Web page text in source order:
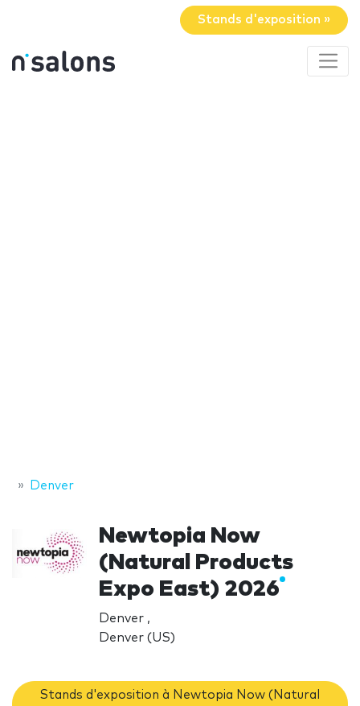
Stands d'exposition »
Denver
Newtopia Now
(Natural Products
Expo East) 2026
Denver ,
Denver (US)
Stands d'exposition à Newtopia Now (Natural